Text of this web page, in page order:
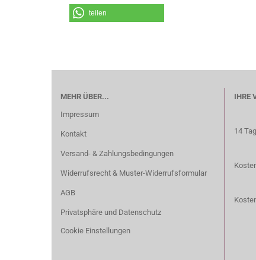
teilen
MEHR ÜBER...
Impressum
Kontakt
Versand- & Zahlungsbedingungen
Widerrufsrecht & Muster-Widerrufsformular
AGB
Privatsphäre und Datenschutz
Cookie Einstellungen
IHRE
14